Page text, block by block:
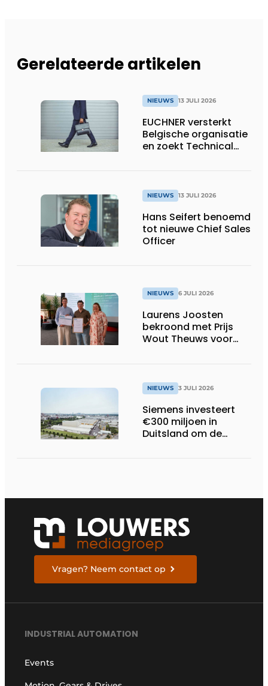
Gerelateerde artikelen
NIEUWS 13 JULI 2026
EUCHNER versterkt
Belgische organisatie
en zoekt Technical
NIEUWS 13 JULI 2026
Hans Seifert benoemd
tot nieuwe Chief Sales
Officer
NIEUWS 6 JULI 2026
Laurens Joosten
bekroond met Prijs
Wout Theuws voor
NIEUWS 3 JULI 2026
Siemens investeert
€300 miljoen in
Duitsland om de
Vragen? Neem contact op
INDUSTRIAL AUTOMATION
Events